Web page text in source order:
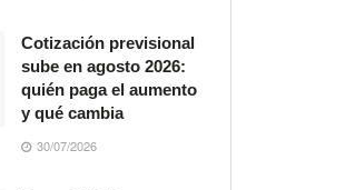
Cotización previsional
sube en agosto 2026:
quién paga el aumento
y qué cambia
30/07/2026